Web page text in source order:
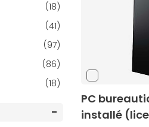
(18)
(41)
(97)
(86)
(18)
PC
installé